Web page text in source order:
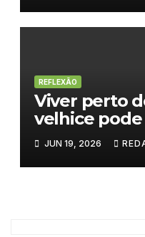
REFLEXÃO
Viver perto
velhice
JUN 19, 2026